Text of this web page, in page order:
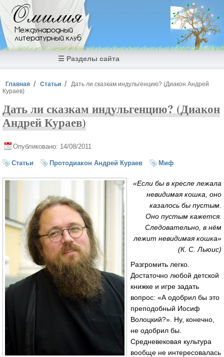
Перейти к основному содержанию
Омилия
Международный
литературный клуб
☰ Разделы сайта
Вы здесь
Главная Статьи
Дать ли сказкам индульгенцию? (Диакон Андрей
Кураев)
Дать ли сказкам индульгенцию? (Диакон
Андрей Кураев)
Опубликовано: 14/08/2011
Статьи Протодиакон Андрей Кураев Миф
«Если бы в кресле лежала
невидимая кошка, оно
казалось бы пустым.
Оно пустым кажется.
Следовательно, в нём
лежит невидимая кошка»
(К. С. Льюис)
Разгромить легко.
Достаточно любой детской
книжке и игре задать
вопрос: «А одобрил бы это
преподобный Иосиф
Волоцкий?». Ну, конечно,
не одобрил бы.
Средневековая культура
вообще не интересовалась